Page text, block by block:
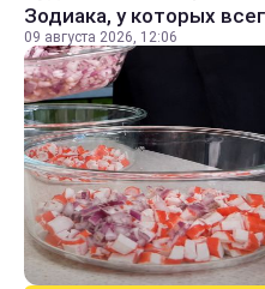
Зодиака, у которых
09 августа 2026, 12:06